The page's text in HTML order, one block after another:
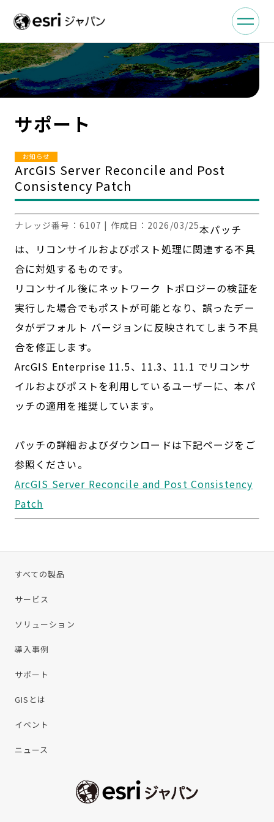
サポート
お知らせ
ArcGIS Server Reconcile and Post
Consistency Patch
ナレッジ番号： 6107 | 作成日： 2026/03/25本パッチ
は、リコンサイルおよびポスト処理に関連する不具
合に対処するものです。
リコンサイル後にネットワーク トポロジーの検証を
実行した場合でもポストが可能となり、誤ったデー
タがデフォルト バージョンに反映されてしまう不具
合を修正します。
ArcGIS Enterprise 11.5、11.3、11.1 でリコンサ
イルおよびポストを利用しているユーザーに、本パ
ッチの適用を推奨しています。
パッチの詳細およびダウンロードは下記ページをご
参照ください。
ArcGIS Server Reconcile and Post Consistency
Patch
すべての製品
サービス
ソリューション
導入事例
サポート
GISとは
イベント
ニュース